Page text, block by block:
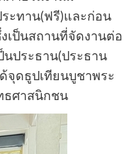
ะทาน(ฟรี)และก่อน
เป็นสถานที่จัดงานต่อ
นประธาน(ประธาน
จุดธูปเทียนบูชาพระ
ธศาสนิกชน